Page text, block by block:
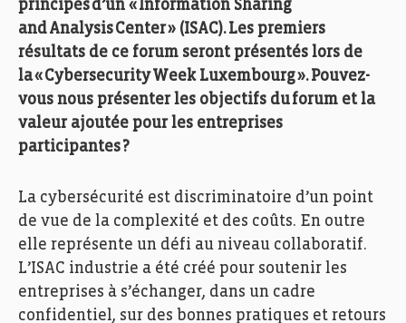
principes d’un « Information Sharing
andAnalysisCenter » (ISAC). Les premiers
résultats de ce forum seront présentés lors de
la«CybersecurityWeek Luxembourg ». Pouvez-
vous nous présenter les objectifs du forum et la
valeur ajoutée pour les entreprises
participantes ?
La cybersécurité est discriminatoire d’un point
de vue de la complexité et des coûts. En outre
elle représente un défi au niveau collaboratif.
L’ISAC industrie a été créé pour soutenir les
entreprises à s’échanger, dans un cadre
confidentiel, sur des bonnes pratiques et retours